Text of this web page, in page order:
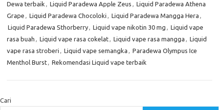
Dewa terbaik , Liquid Paradewa Apple Zeus , Liquid Paradewa Athena
Grape , Liquid Paradewa Chocoloki , Liquid Paradewa Mangga Hera ,
Liquid Paradewa Sthorberry, Liquid vape nikotin 30 mg , Liquid vape
rasa buah , Liquid vape rasa cokelat, Liquid vape rasa mangga , Liquid
vape rasa stroberi , Liquid vape semangka , Paradewa Olympus Ice
Menthol Burst, Rekomendasi Liquid vape terbaik
Cari